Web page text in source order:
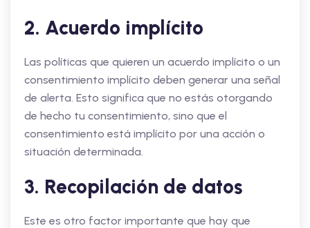
2. Acuerdo implícito
Las políticas que quieren un acuerdo implícito o un
consentimiento implícito deben generar una señal
de alerta. Esto significa que no estás otorgando
de hecho tu consentimiento, sino que el
consentimiento está implícito por una acción o
situación determinada.
3. Recopilación de datos
Este es otro factor importante que hay que